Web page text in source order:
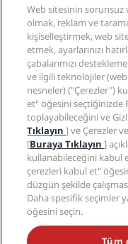
Radisson Hotels
Sports Approved oteller
Aile Dostu Oteller
Sağlık ve Güvenlik
Radisson Hotel Group
Medya
Kariyer RHG
Kariyer PPHE
EHL Kariyer
The Club by RHG
Geliştirme fırsatları
Sorumlu İşletme
Satın Alma
Yasal
Gizlilik Merkezi
Yasal bildirim
Radisson Rewards
Site kullanım
Dijital Erişilebilirlik
Modern Kölelik Beyanı
Yardım
Tüketici uyarıları
İletişim
SSS
Site haritası
Sosyal medya
Radisson Hotels
POPÜLER
Web sitesinin sorunsuz
olmak, reklam ve
kişiselleştirmek, web
etmek, ayarlarınızı
çabalarımızı
ve ilgili teknolojiler
nesneler) ("Çerezler")
et" öğesini seçtiğinizde
toplayabileceğini ve
Tıklayın] ve Çerezler
[Buraya Tıklayın]
kullanabileceğini kabul
çerezleri kabul et"
düzgün şekilde
Daha spesifik seçimler
öğesini seçin.
Tüm